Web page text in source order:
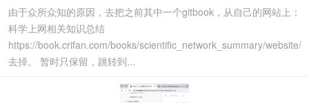
由于众所众知的原因，去把之前其中一个gitbook，从自己的网站上：
科学上网相关知识总结
https://book.crifan.com/books/scientific_network_summary/website/
去掉。 暂时只保留，跳转到...